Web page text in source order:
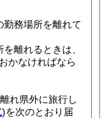
勤務場所を離れて
離れるときは、
かなければなら
れ県外に旅行し
)を次のとおり届